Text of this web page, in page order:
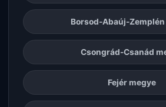
Borsod-Abaúj-Zemplén
Csongrád-Csanád
Fejér megye